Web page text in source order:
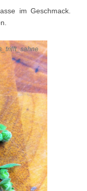
im Geschmack.